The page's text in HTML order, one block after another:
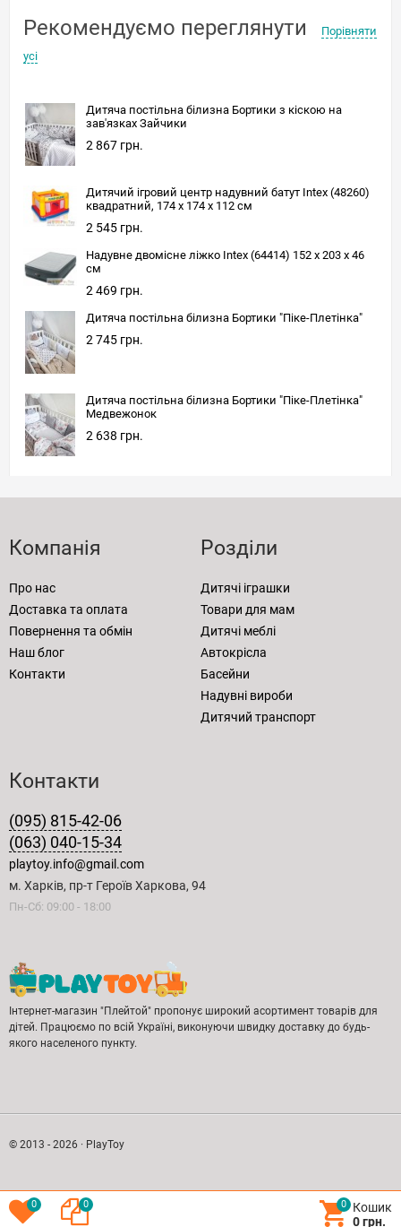
Рекомендуємо переглянути
Порівняти
усі
Дитяча постільна білизна Бортики з кіскою на
зав'язках Зайчики
2 867 грн.
Дитячий ігровий центр надувний батут Intex (48260)
квадратний, 174 x 174 x 112 см
2 545 грн.
Надувне двомісне ліжко Intex (64414) 152 х 203 х 46
см
2 469 грн.
Дитяча постільна білизна Бортики "Піке-Плетінка"
2 745 грн.
Дитяча постільна білизна Бортики "Піке-Плетінка"
Медвежонок
2 638 грн.
Компанія
Про нас
Доставка та оплата
Повернення та обмін
Наш блог
Контакти
Розділи
Дитячі іграшки
Товари для мам
Дитячі меблі
Автокрісла
Басейни
Надувні вироби
Дитячий транспорт
Контакти
(095) 815-42-06
(063) 040-15-34
playtoy.info@gmail.com
м. Харків, пр-т Героїв Харкова, 94
Пн-Сб: 09:00 - 18:00
Інтернет-магазин "Плейтой" пропонує широкий асортимент товарів для
дітей. Працюємо по всій Україні, виконуючи швидку доставку до будь-
якого населеного пункту.
© 2013 - 2026 · PlayToy
0 0 0
Кошик
0 грн.